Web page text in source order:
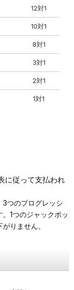
12対1
10対1
8対1
3対1
2対1
1対1
に従って支払われ
3つのプログレッシ
1つのジャックポッ
りません。